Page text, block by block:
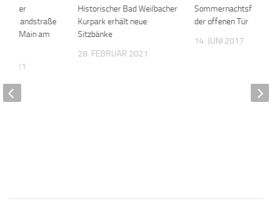
Historischer Bad Weilbacher
Kurpark erhält neue
Sitzbänke
28. FEBRUAR 2021
Sommernachtsfest
der offenen Tür
14. JUNI 2017
in der
Landstraße
am Main am
2021